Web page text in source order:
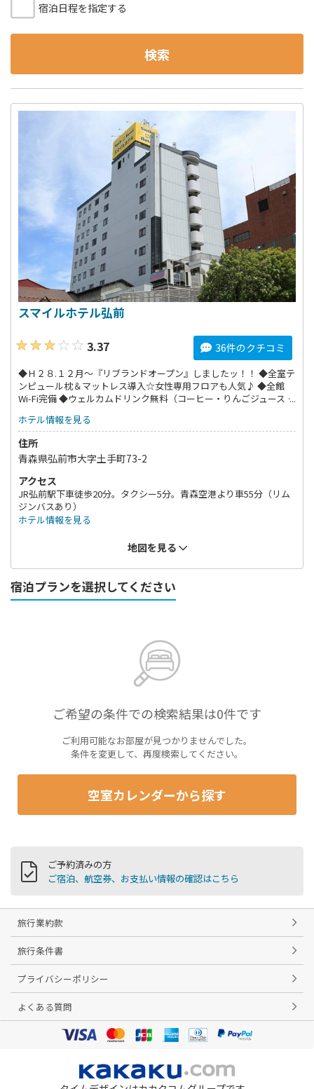
宿泊日程を指定する
検索
スマイルホテル弘前
3.37
36件のクチコミ
◆Ｈ２８.１２月～『リブランドオープン』しましたッ！！ ◆全室テ
ンピュール枕＆マットレス導入☆女性専用フロアも人気♪ ◆全館
Wi-Fi完備 ◆ウェルカムドリンク無料（コーヒー・りんごジュース・
ホテル情報を見る
住所
青森県弘前市大字土手町73-2
アクセス
JR弘前駅下車徒歩20分。タクシー5分。青森空港より車55分（リム
ジンバスあり）
ホテル情報を見る
地図を見る
宿泊プランを選択してください
ご希望の条件での検索結果は0件です
ご利用可能なお部屋が見つかりませんでした。
条件を変更して、再度検索してください。
空室カレンダーから探す
ご予約済みの方
ご宿泊、航空券、お支払い情報の確認はこちら
旅行業約款
旅行条件書
プライバシーポリシー
よくある質問